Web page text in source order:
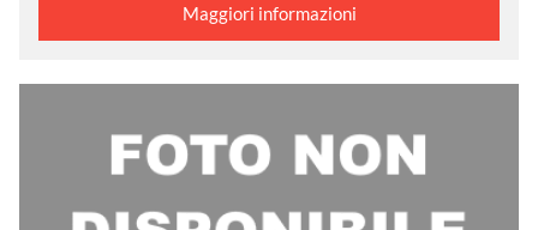
Maggiori informazioni